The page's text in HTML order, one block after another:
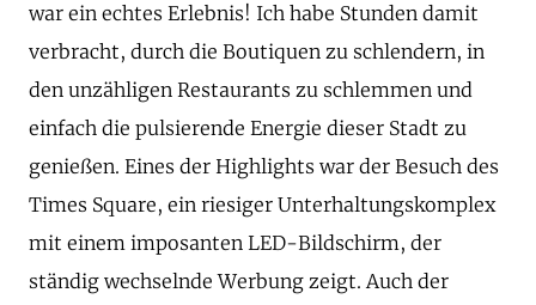
war ein echtes Erlebnis! Ich habe Stunden damit
verbracht, durch die Boutiquen zu schlendern, in
den unzähligen Restaurants zu schlemmen und
einfach die pulsierende Energie dieser Stadt zu
genießen. Eines der Highlights war der Besuch des
Times Square, ein riesiger Unterhaltungskomplex
mit einem imposanten LED-Bildschirm, der
ständig wechselnde Werbung zeigt. Auch der